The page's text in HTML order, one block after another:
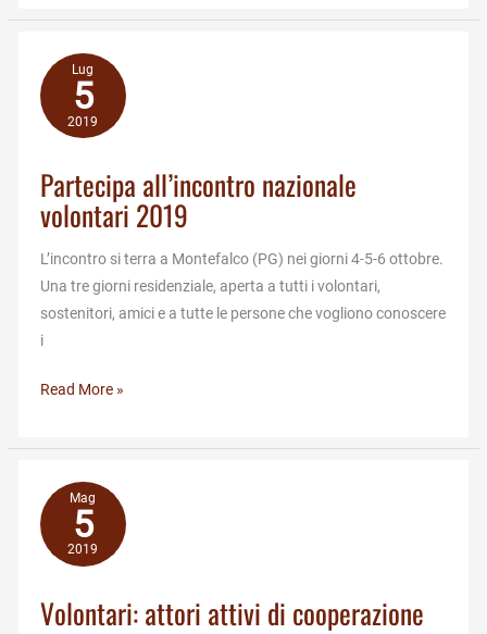
Lug
5
2019
Partecipa all’incontro nazionale
volontari 2019
L’incontro si terra a Montefalco (PG) nei giorni 4-5-6 ottobre.
Una tre giorni residenziale, aperta a tutti i volontari,
sostenitori, amici e a tutte le persone che vogliono conoscere
i
Partecipa
2019
Read More »
Mag
5
2019
Volontari: attori attivi di cooperazione